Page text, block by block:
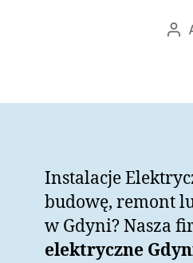
Instalacje
budowę, remont
w Gdyni? Nasza
elektryczne